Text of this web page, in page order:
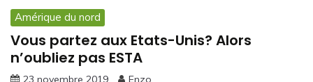
Amérique du nord
Vous partez aux Etats-Unis? Alors
n’oubliez pas ESTA
23 novembre 2019 Enzo